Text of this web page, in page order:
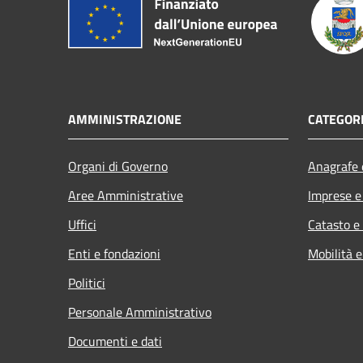
AMMINISTRAZIONE
Organi di Governo
Aree Amministrative
Uffici
Enti e fondazioni
Politici
Personale Amministrativo
Documenti e dati
Imprese
Catasto
Mobilità